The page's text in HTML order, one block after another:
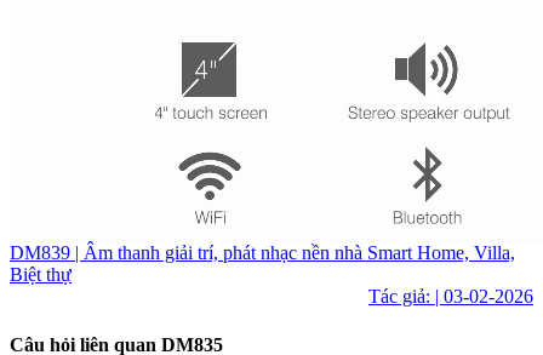
DM839 | Âm thanh giải trí, phát nhạc nền nhà Smart Home, Villa,
Biệt thự
Tác giả: | 03-02-2026
Câu hỏi liên quan DM835